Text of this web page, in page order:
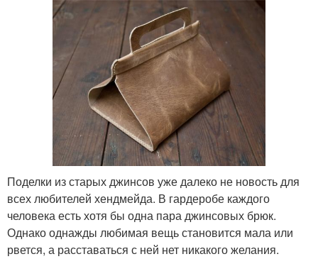
Поделки из старых джинсов уже далеко не новость для
всех любителей хендмейда. В гардеробе каждого
человека есть хотя бы одна пара джинсовых брюк.
Однако однажды любимая вещь становится мала или
рвется, а расставаться с ней нет никакого желания.